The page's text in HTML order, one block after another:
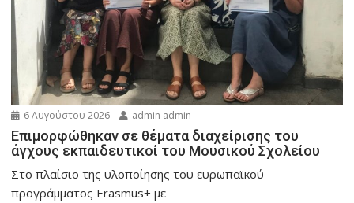
6 Αυγούστου 2026 admin admin
Eπιμορφώθηκαν σε θέματα διαχείρισης του
άγχους εκπαιδευτικοί του Μουσικού Σχολείου
Στο πλαίσιο της υλοποίησης του ευρωπαϊκού
προγράμματος Erasmus+ με